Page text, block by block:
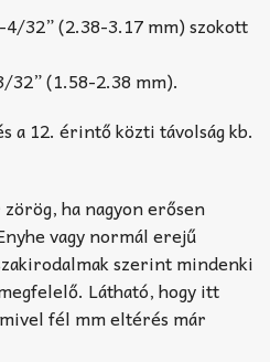
4/32” (2.38-3.17 mm) szokott
32” (1.58-2.38 mm).
a 12. érintő közti távolság kb.
ha nagyon erősen
vagy normál erejű
szerint mindenki
Látható, hogy itt
fél mm eltérés már